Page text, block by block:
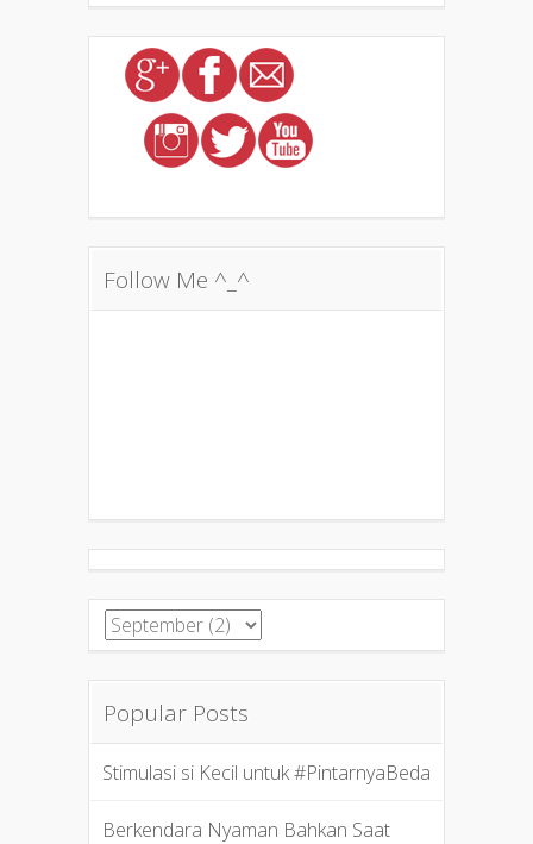
Follow Me ^_^
Popular Posts
Stimulasi si Kecil untuk #PintarnyaBeda
Berkendara Nyaman Bahkan Saat